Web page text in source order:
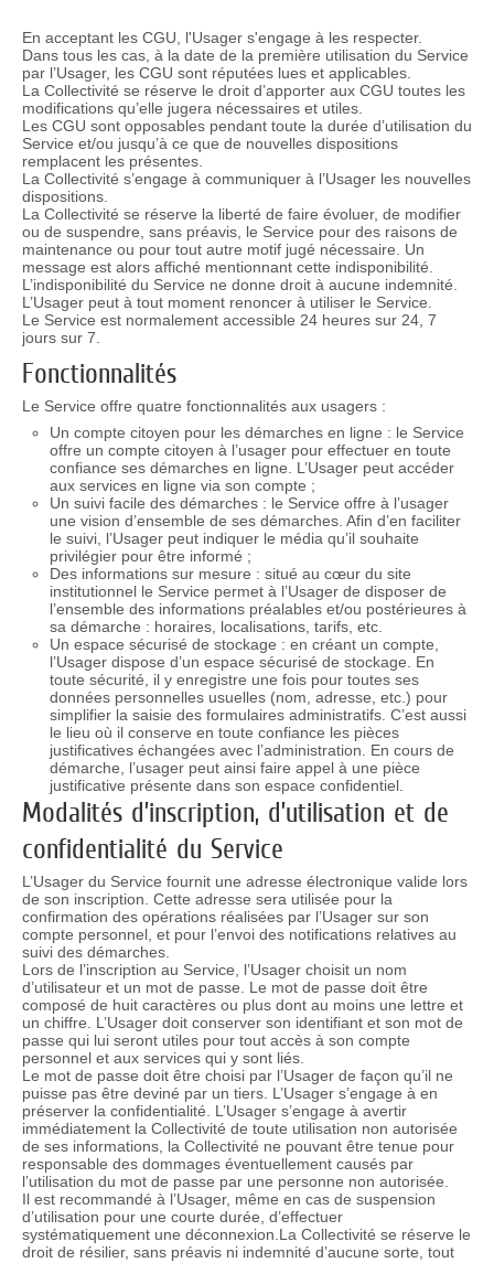
En acceptant les CGU, l'Usager s'engage à les respecter.
Dans tous les cas, à la date de la première utilisation du Service
par l’Usager, les CGU sont réputées lues et applicables.
La Collectivité se réserve le droit d’apporter aux CGU toutes les
modifications qu’elle jugera nécessaires et utiles.
Les CGU sont opposables pendant toute la durée d’utilisation du
Service et/ou jusqu’à ce que de nouvelles dispositions
remplacent les présentes.
La Collectivité s’engage à communiquer à l’Usager les nouvelles
dispositions.
La Collectivité se réserve la liberté de faire évoluer, de modifier
ou de suspendre, sans préavis, le Service pour des raisons de
maintenance ou pour tout autre motif jugé nécessaire. Un
message est alors affiché mentionnant cette indisponibilité.
L’indisponibilité du Service ne donne droit à aucune indemnité.
L’Usager peut à tout moment renoncer à utiliser le Service.
Le Service est normalement accessible 24 heures sur 24, 7
jours sur 7.
Fonctionnalités
Le Service offre quatre fonctionnalités aux usagers :
Un compte citoyen pour les démarches en ligne : le Service
offre un compte citoyen à l’usager pour effectuer en toute
confiance ses démarches en ligne. L’Usager peut accéder
aux services en ligne via son compte ;
Un suivi facile des démarches : le Service offre à l’usager
une vision d’ensemble de ses démarches. Afin d’en faciliter
le suivi, l’Usager peut indiquer le média qu’il souhaite
privilégier pour être informé ;
Des informations sur mesure : situé au cœur du site
institutionnel le Service permet à l’Usager de disposer de
l’ensemble des informations préalables et/ou postérieures à
sa démarche : horaires, localisations, tarifs, etc.
Un espace sécurisé de stockage : en créant un compte,
l’Usager dispose d’un espace sécurisé de stockage. En
toute sécurité, il y enregistre une fois pour toutes ses
données personnelles usuelles (nom, adresse, etc.) pour
simplifier la saisie des formulaires administratifs. C’est aussi
le lieu où il conserve en toute confiance les pièces
justificatives échangées avec l’administration. En cours de
démarche, l’usager peut ainsi faire appel à une pièce
justificative présente dans son espace confidentiel.
Modalités d’inscription, d’utilisation et de
confidentialité du Service
L’Usager du Service fournit une adresse électronique valide lors
de son inscription. Cette adresse sera utilisée pour la
confirmation des opérations réalisées par l’Usager sur son
compte personnel, et pour l’envoi des notifications relatives au
suivi des démarches.
Lors de l’inscription au Service, l’Usager choisit un nom
d’utilisateur et un mot de passe. Le mot de passe doit être
composé de huit caractères ou plus dont au moins une lettre et
un chiffre. L’Usager doit conserver son identifiant et son mot de
passe qui lui seront utiles pour tout accès à son compte
personnel et aux services qui y sont liés.
Le mot de passe doit être choisi par l’Usager de façon qu’il ne
puisse pas être deviné par un tiers. L’Usager s’engage à en
préserver la confidentialité. L’Usager s’engage à avertir
immédiatement la Collectivité de toute utilisation non autorisée
de ses informations, la Collectivité ne pouvant être tenue pour
responsable des dommages éventuellement causés par
l’utilisation du mot de passe par une personne non autorisée.
Il est recommandé à l’Usager, même en cas de suspension
d’utilisation pour une courte durée, d’effectuer
systématiquement une déconnexion.La Collectivité se réserve le
droit de résilier, sans préavis ni indemnité d’aucune sorte, tout